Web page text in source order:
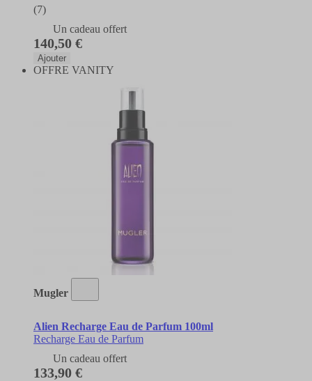
(7)
Un cadeau offert
140,50 €
Ajouter
OFFRE VANITY
Mugler
Alien Recharge Eau de Parfum 100ml
Recharge Eau de Parfum
Un cadeau offert
133,90 €